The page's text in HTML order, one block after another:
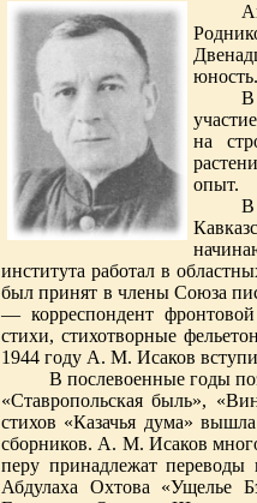
юность.
В
на
опыт.
В
института работал в
был принят в члены Союза
— корреспондент
стихи, стихотворные
1944 году А. М. Исаков
В послевоенные годы
«Ставропольская быль»,
стихов «Казачья дума»
сборников. А. М. Исаков
перу принадлежат
Абдулаха Охтова «Ущелье